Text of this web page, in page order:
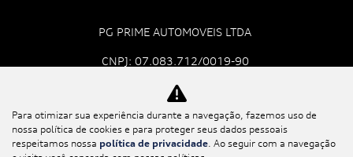
PG PRIME AUTOMOVEIS LTDA
CNPJ: 07.083.712/0019-90
No trânsito, enxergar o
outro salva vidas.
Para otimizar sua experiência durante a navegação, fazemos uso de
nossa política de cookies e para proteger seus dados pessoais
respeitamos nossa política de privacidade. Ao seguir com a navegação